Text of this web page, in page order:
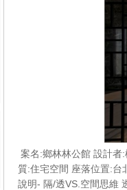
案名:鄉林林公館 設計者
質:住宅空間 座落位置:
說明- 隔/透VS.空間思維